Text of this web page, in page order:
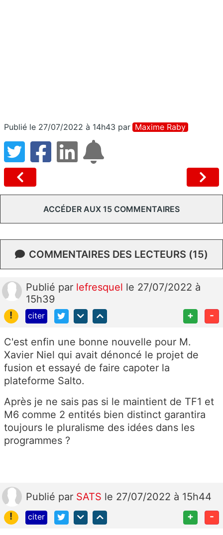
Publié le 27/07/2022 à 14h43 par Maxime Raby
ACCÉDER AUX 15 COMMENTAIRES
COMMENTAIRES DES LECTEURS (15)
Publié par lefresquel le 27/07/2022 à
15h39
!
citer + -
C'est enfin une bonne nouvelle pour M.
Xavier Niel qui avait dénoncé le projet de
fusion et essayé de faire capoter la
plateforme Salto.
Après je ne sais pas si le maintient de TF1 et
M6 comme 2 entités bien distinct garantira
toujours le pluralisme des idées dans les
programmes ?
Publié par SATS le 27/07/2022 à 15h44
!
citer + -